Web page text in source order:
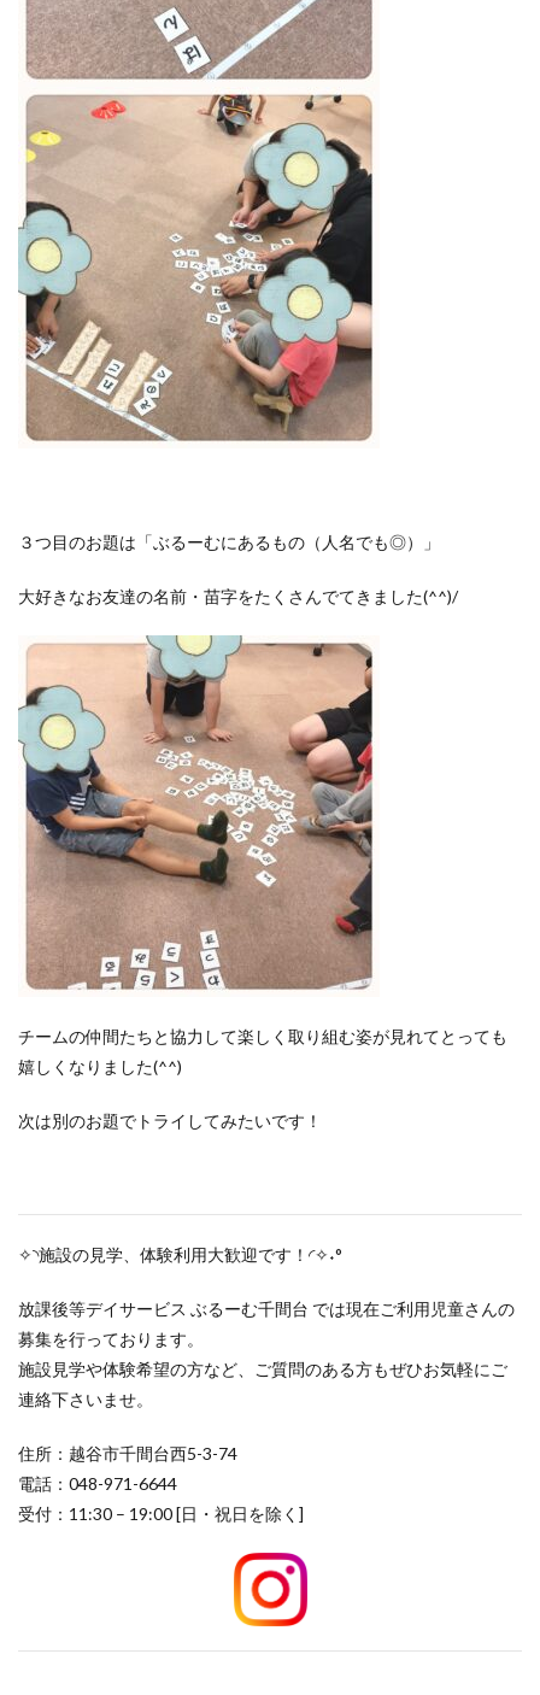
３つ目のお題は「ぶるーむにあるもの（人名でも◎）」
大好きなお友達の名前・苗字をたくさんでてきました(^^)/
チームの仲間たちと協力して楽しく取り組む姿が見れてとっても
嬉しくなりました(^^)
次は別のお題でトライしてみたいです！
✧◝施設の見学、体験利用大歓迎です！◜✧˖°
放課後等デイサービス ぶるーむ千間台 では現在ご利用児童さんの
募集を行っております。
施設見学や体験希望の方など、ご質問のある方もぜひお気軽にご
連絡下さいませ。
住所：越谷市千間台西5-3-74
電話：048-971-6644
受付：11:30 – 19:00 [日・祝日を除く]